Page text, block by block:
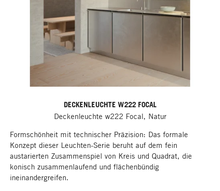
DECKENLEUCHTE W222 FOCAL
Deckenleuchte w222 Focal, Natur
Formschönheit mit technischer Präzision: Das formale
Konzept dieser Leuchten-Serie beruht auf dem fein
austarierten Zusammenspiel von Kreis und Quadrat, die
konisch zusammenlaufend und flächenbündig
ineinandergreifen.